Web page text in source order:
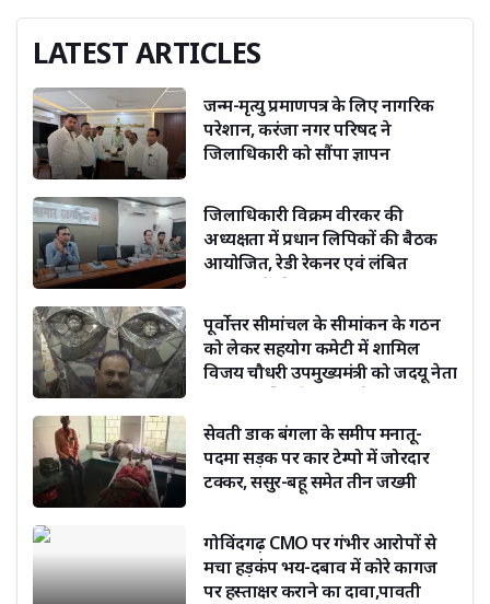
LATEST ARTICLES
जन्म-मृत्यु प्रमाणपत्र के लिए नागरिक
परेशान, करंजा नगर परिषद ने
जिलाधिकारी को सौंपा ज्ञापन
जिलाधिकारी विक्रम वीरकर की
अध्यक्षता में प्रधान लिपिकों की बैठक
आयोजित, रेडी रेकनर एवं लंबित
पूर्वोत्तर सीमांचल के सीमांकन के गठन
को लेकर सहयोग कमेटी में शामिल
विजय चौधरी उपमुख्यमंत्री को जदयू नेता
सेवती डाक बंगला के समीप मनातू-
पदमा सड़क पर कार टेम्पो में जोरदार
टक्कर, ससुर-बहू समेत तीन जख्मी
गोविंदगढ़ CMO पर गंभीर आरोपों से
मचा हड़कंप भय-दबाव में कोरे कागज
पर हस्ताक्षर कराने का दावा,पावती